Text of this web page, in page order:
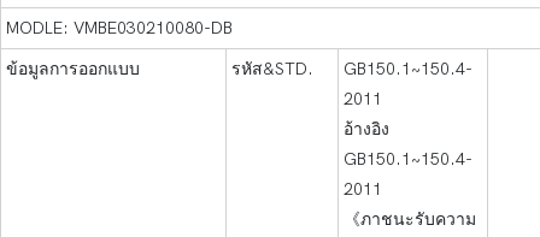
MODLE: VMBE030210080-DB
ข้อมูลการออกแบบ
รหัส&STD.
GB150.1~150.4-
2011
อ้างอิง
GB150.1~150.4-
2011
《ภาชนะรับความ